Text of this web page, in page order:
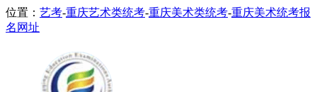
位置： 艺考-重庆艺术类统考-重庆美术类统考-重庆美术统考报
名网址